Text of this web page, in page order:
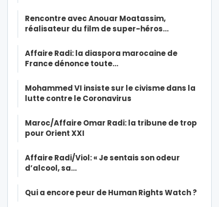
Rencontre avec Anouar Moatassim,
réalisateur du film de super-héros…
Affaire Radi: la diaspora marocaine de
France dénonce toute…
Mohammed VI insiste sur le civisme dans la
lutte contre le Coronavirus
Maroc/Affaire Omar Radi: la tribune de trop
pour Orient XXI
Affaire Radi/Viol: « Je sentais son odeur
d’alcool, sa…
Qui a encore peur de Human Rights Watch ?